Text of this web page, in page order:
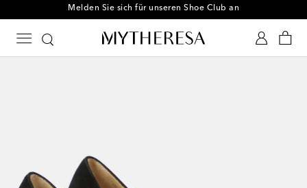
Melden Sie sich für unseren Shoe Club an